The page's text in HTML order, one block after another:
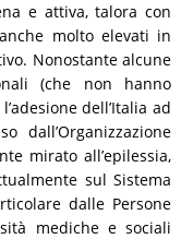
e attiva, talora con
molto elevati in
Nonostante alcune
(che non hanno
dell’Italia ad
dall’Organizzazione
mirato all’epilessia,
sul Sistema
dalle Persone
mediche e sociali